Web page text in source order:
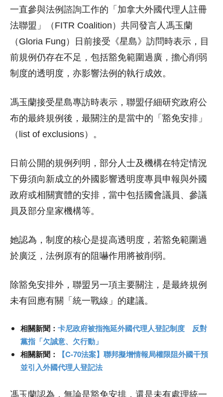
一直參與法例諮詢工作的「加拿大外國代理人註冊
法聯盟」（FITR Coalition）共同發言人馮玉蘭
（Gloria Fung）日前接受《星島》訪問時表示，目
前規例仍存在不足，包括豁免範圍過廣，擔心削弱
制度的透明度，亦影響法例的執行成效。
馮玉蘭接受星島專訪時表示，聯盟仔細研究政府公
布的最終規例後，最關注的是當中的「豁免安排」
（list of exclusions）。
日前公開的規例列明，部分人士及機構在特定情況
下毋須向新成立的外國影響透明度專員申報與外國
政府或相關實體的安排，當中包括國會議員、參議
員及部分皇家機構等。
她認為，制度的核心是提高透明度，若豁免範圍過
於廣泛，法例原有的阻嚇作用將被削弱。
除豁免安排外，聯盟另一項主要關注，是最終規例
未有回應有關「統一戰線」的建議。
相關新聞： 卡尼政府被指拖延外國代理人登記制度 反對
黨指「欠誠意、欠行動」
相關新聞： 【C-70法案】聯邦擬增情報局權限阻外國干預
並引入外國代理人登記法
馮玉蘭認為，無論是豁免安排，還是未有處理統一